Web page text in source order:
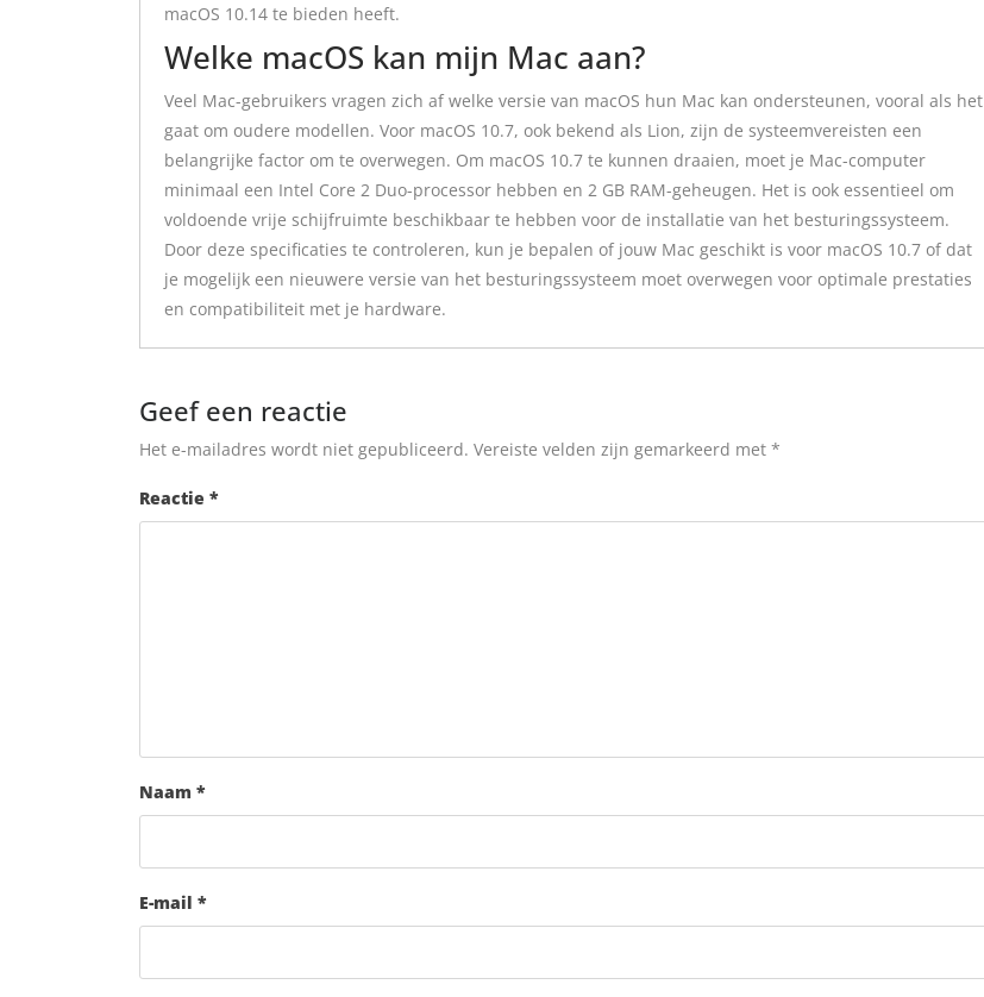
macOS 10.14 te bieden heeft.
Welke macOS kan mijn Mac aan?
Veel Mac-gebruikers vragen zich af welke versie van macOS hun Mac kan ondersteunen, vooral als het
gaat om oudere modellen. Voor macOS 10.7, ook bekend als Lion, zijn de systeemvereisten een
belangrijke factor om te overwegen. Om macOS 10.7 te kunnen draaien, moet je Mac-computer
minimaal een Intel Core 2 Duo-processor hebben en 2 GB RAM-geheugen. Het is ook essentieel om
voldoende vrije schijfruimte beschikbaar te hebben voor de installatie van het besturingssysteem.
Door deze specificaties te controleren, kun je bepalen of jouw Mac geschikt is voor macOS 10.7 of dat
je mogelijk een nieuwere versie van het besturingssysteem moet overwegen voor optimale prestaties
en compatibiliteit met je hardware.
Geef een reactie
Het e-mailadres wordt niet gepubliceerd. Vereiste velden zijn gemarkeerd met *
Reactie *
Naam *
E-mail *